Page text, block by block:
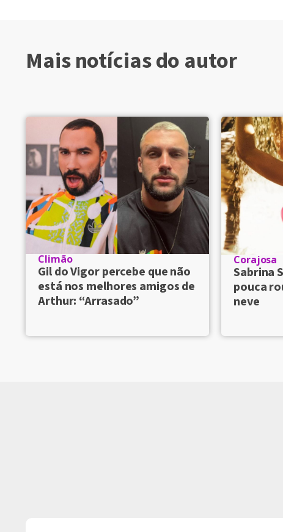
Mais notícias do autor
Climão
Gil do Vigor percebe que não
está nos melhores amigos de
Arthur: “Arrasado”
Corajosa
Sabrina
pouca
neve